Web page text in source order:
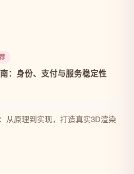
：身份、支付与服务稳定性